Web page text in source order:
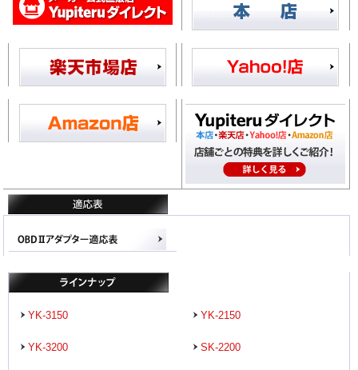
YK-3150 YK-2150
YK-3200 SK-2200